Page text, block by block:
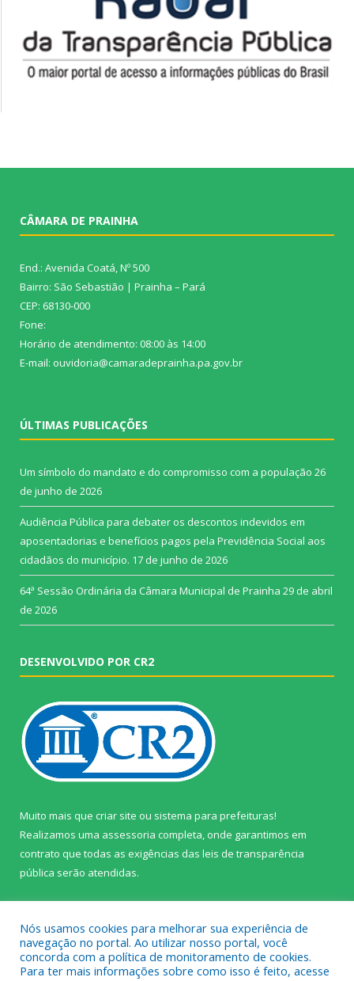
CÂMARA DE PRAINHA
End.: Avenida Coatá, Nº 500
Bairro: São Sebastião | Prainha – Pará
CEP: 68130-000
Fone:
Horário de atendimento: 08:00 às 14:00
E-mail: ouvidoria@camaradeprainha.pa.gov.br
ÚLTIMAS PUBLICAÇÕES
Um símbolo do mandato e do compromisso com a população 26
de junho de 2026
Audiência Pública para debater os descontos indevidos em
aposentadorias e benefícios pagos pela Previdência Social aos
cidadãos do município. 17 de junho de 2026
64ª Sessão Ordinária da Câmara Municipal de Prainha 29 de abril
de 2026
DESENVOLVIDO POR CR2
Muito mais que criar site ou sistema para prefeituras!
Realizamos uma assessoria completa, onde garantimos em
contrato que todas as exigências das leis de transparência
pública serão atendidas.
Nós usamos cookies para melhorar sua experiência de
navegação no portal. Ao utilizar nosso portal, você
concorda com a política de monitoramento de cookies.
Para ter mais informações sobre como isso é feito, acesse